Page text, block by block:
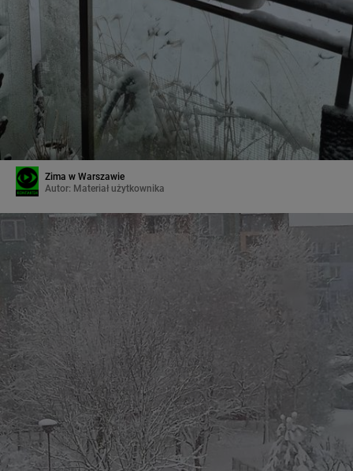
Zima w Warszawie
Autor: Materiał użytkownika